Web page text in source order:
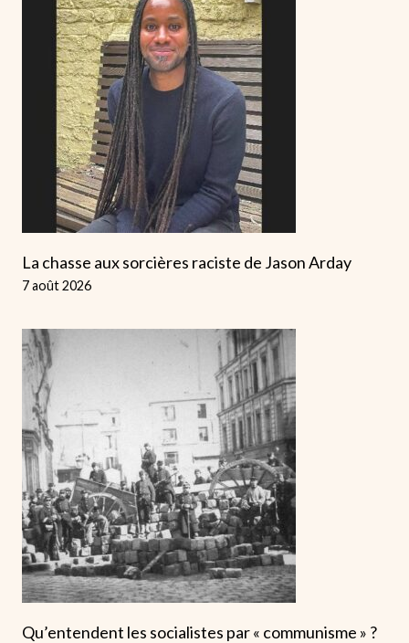
La chasse aux sorcières raciste de Jason Arday
7 août 2026
Qu’entendent les socialistes par « communisme » ?